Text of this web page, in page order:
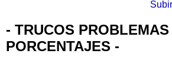
- TRUCOS PROBLEMAS
PORCENTAJES -